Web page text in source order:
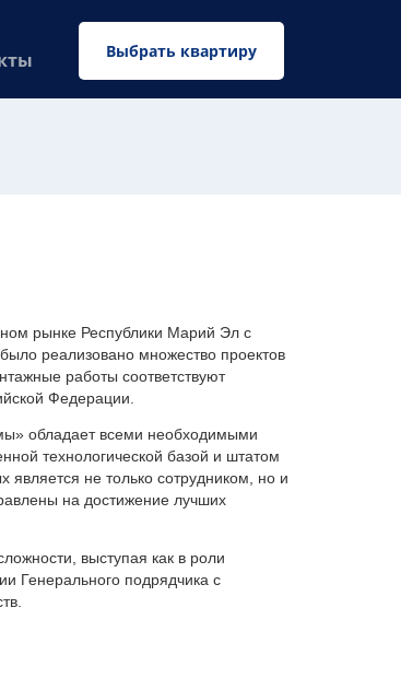
Выбрать квартиру
рынке Республики Марий Эл с
реализовано множество проектов
работы соответствуют
Федерации.
обладает всеми необходимыми
технологической базой и штатом
не только сотрудником, но и
на достижение лучших
выступая как в роли
Генерального подрядчика с